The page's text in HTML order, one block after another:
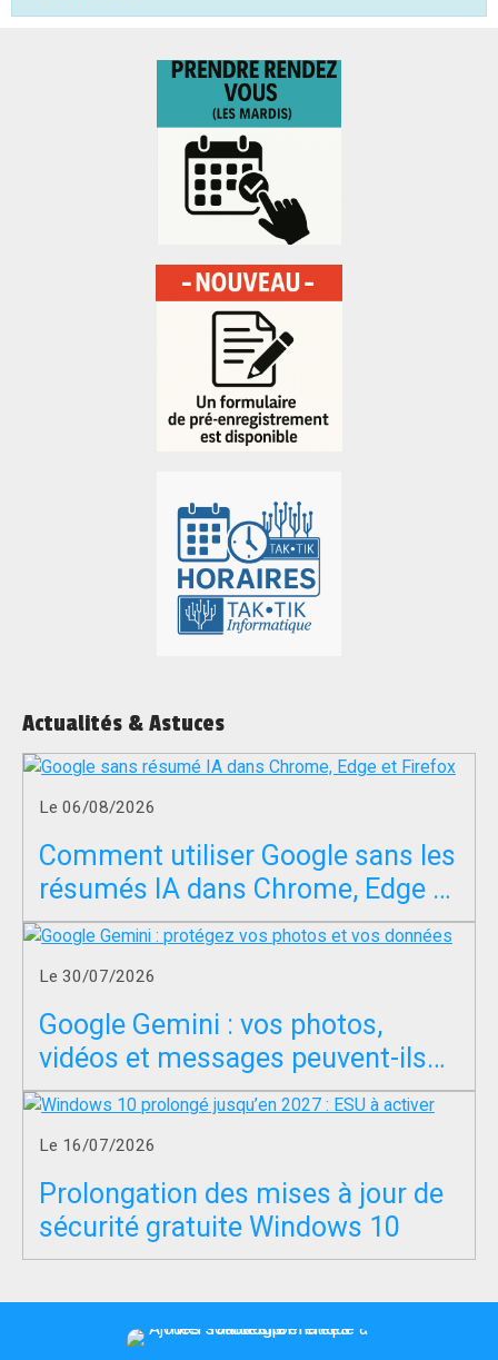
Actualités & Astuces
Le 06/08/2026
Comment utiliser Google sans les
résumés IA dans Chrome, Edge et
Firefox ?
Le 30/07/2026
Google Gemini : vos photos,
vidéos et messages peuvent-ils
servir à entraîner l’IA ?
Le 16/07/2026
Prolongation des mises à jour de
sécurité gratuite Windows 10